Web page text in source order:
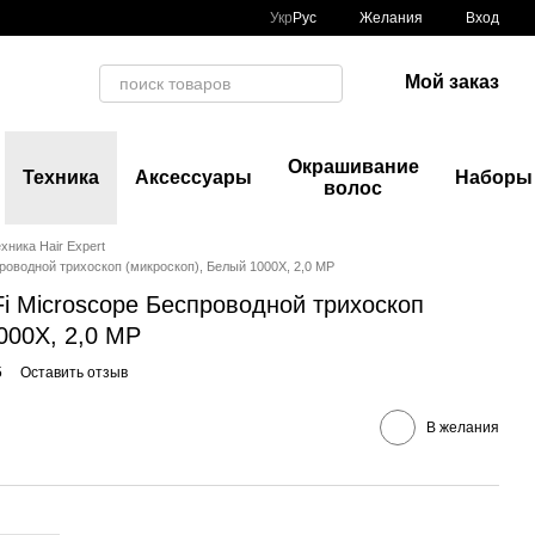
Укр Рус Желания Вход
Мой заказ
Техника Аксессуары
Окрашивание
волос
Наборы
Hair Expert
трихоскоп (микроскоп), Белый 1000X, 2,0 MP
Microscope Беспроводной трихоскоп
2,0 MP
Оставить отзыв
В желания